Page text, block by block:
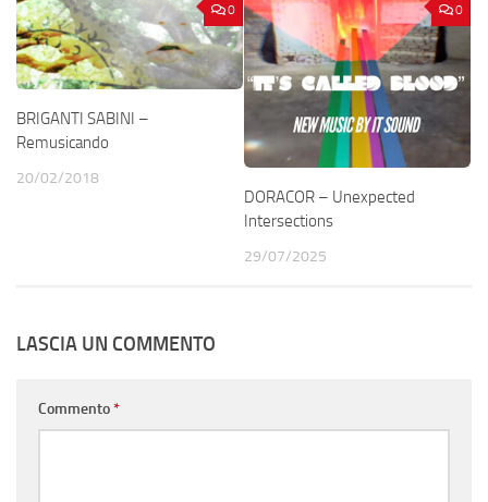
0
BRIGANTI SABINI –
Remusicando
20/02/2018
0
DORACOR – Unexpected
Intersections
29/07/2025
LASCIA UN COMMENTO
Commento*